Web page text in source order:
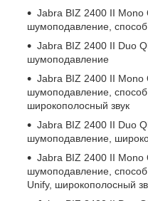
Jabra BIZ 2400 II Mono
шумоподавление,
Jabra BIZ 2400 II Duo
шумоподавление
Jabra BIZ 2400 II Mono
шумоподавление,
широкополосный звук
Jabra BIZ 2400 II Duo
шумоподавление,
Jabra BIZ 2400 II Mono
шумоподавление,
Unify, широкополосный